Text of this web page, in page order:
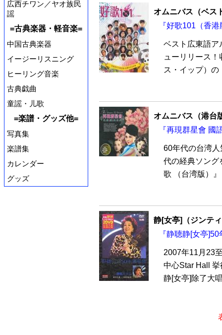
広西チワン／ヤオ族民
謡
=古典楽器・軽音楽=
中国古典楽器
イージーリスニング
ヒーリング音楽
古典戯曲
童謡・儿歌
=楽譜・グッズ他=
写真集
楽譜集
カレンダー
グッズ
オムニバス（ベス
『好歌101（香
ベスト広東語ア
ューリリース
ス・イップ）の
オムニバス（港台
『再現群星會 國
60年代の台湾
代の経典ソング
歌 （台湾版）
静[女亭]（ジンテ
『静聴静[女亭
2007年11月23
中心Star Hall
静[女亭]除了大